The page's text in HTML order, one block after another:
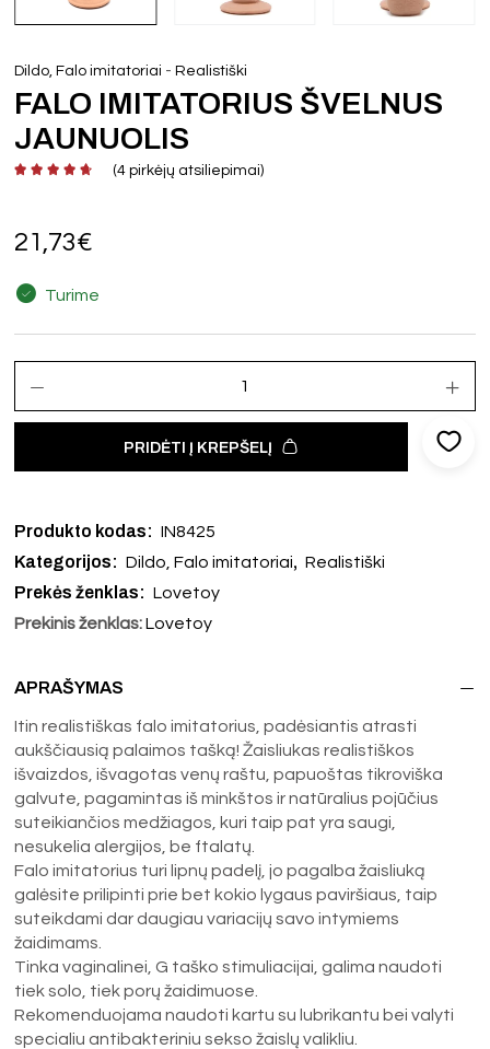
Dildo, Falo imitatoriai -Realistiški
FALO IMITATORIUS ŠVELNUS
JAUNUOLIS
(4 pirkėjų atsiliepimai)
21,73€
Turime
PRIDĖTI Į KREPŠELĮ
Produkto kodas: IN8425
Kategorijos: Dildo, Falo imitatoriai, Realistiški
Prekės ženklas: Lovetoy
Prekinis ženklas: Lovetoy
APRAŠYMAS
Itin realistiškas falo imitatorius, padėsiantis atrasti
aukščiausią palaimos tašką! Žaisliukas realistiškos
išvaizdos, išvagotas venų raštu, papuoštas tikroviška
galvute, pagamintas iš minkštos ir natūralius pojūčius
suteikiančios medžiagos, kuri taip pat yra saugi,
nesukelia alergijos, be ftalatų.
Falo imitatorius turi lipnų padelį, jo pagalba žaisliuką
galėsite prilipinti prie bet kokio lygaus paviršiaus, taip
suteikdami dar daugiau variacijų savo intymiems
žaidimams.
Tinka vaginalinei, G taško stimuliacijai, galima naudoti
tiek solo, tiek porų žaidimuose.
Rekomenduojama naudoti kartu su lubrikantu bei valyti
specialiu antibakteriniu sekso žaislų valikliu.